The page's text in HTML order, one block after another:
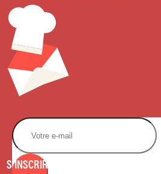
S'INSCRIRE